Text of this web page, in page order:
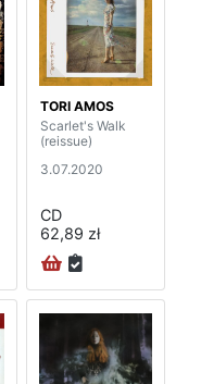
TORI AMOS
Scarlet's Walk
(reissue)
3.07.2020
CD
62,89 zł